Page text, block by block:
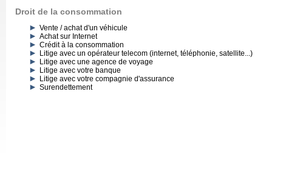
Droit de la consommation
Vente / achat d'un véhicule
Achat sur Internet
Crédit à la consommation
Litige avec un opérateur telecom (internet, téléphonie, satellite...)
Litige avec une agence de voyage
Litige avec votre banque
Litige avec votre compagnie d'assurance
Surendettement